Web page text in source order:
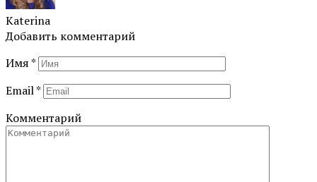
Katerina
Добавить комментарий
Имя*
Email*
Комментарий